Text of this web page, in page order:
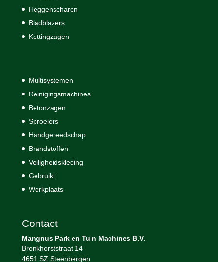
Heggenscharen
Bladblazers
Kettingzagen
Multisystemen
Reinigingsmachines
Betonzagen
Sproeiers
Handgereedschap
Brandstoffen
Veiligheidskleding
Gebruikt
Werkplaats
Contact
Mangnus Park en Tuin Machines B.V.
Bronkhorststraat 14
4651 SZ Steenbergen